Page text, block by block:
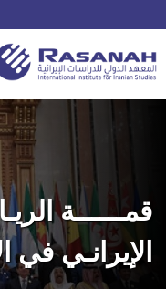
قمــــــة
الإيرانـي في